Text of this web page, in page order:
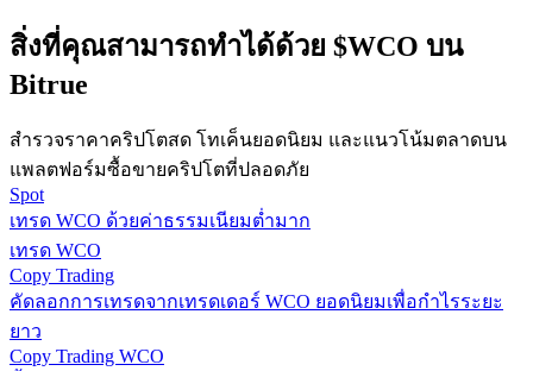
แนะนำ
คู่มือเริ่มต้นฟิวเจอร์ส
สิ่งที่คุณสามารถทำได้ด้วย $WCO บน
Bitrue
สำรวจราคาคริปโตสด โทเค็นยอดนิยม และแนวโน้มตลาดบน
แพลตฟอร์มซื้อขายคริปโตที่ปลอดภัย
Spot
เทรด WCO ด้วยค่าธรรมเนียมต่ำมาก
เทรด WCO
Copy Trading
คัดลอกการเทรดจากเทรดเดอร์ WCO ยอดนิยมเพื่อกำไรระยะ
ยาว
Copy Trading WCO